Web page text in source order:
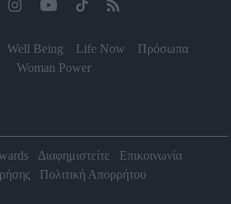
Well Being Life Now
Πρόσωπα
Woman Power
Διαφημιστείτε
Επικοινωνία
Πολιτική Απορρήτου